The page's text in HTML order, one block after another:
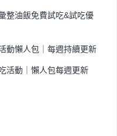
整油飯免費試吃&試吃優
動懶人包｜每週持續更新
活動｜懶人包每週更新